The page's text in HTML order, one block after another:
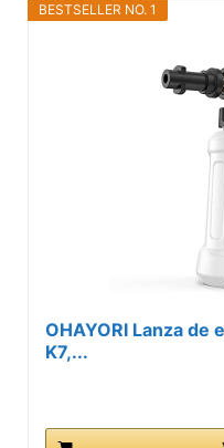
BESTSELLER NO. 1
OHAYORI Lanza de
K7,...